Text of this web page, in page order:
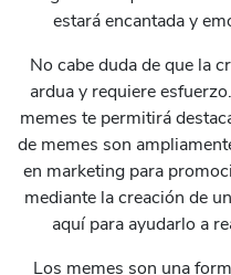
PreviewUse
estará encantada y
No cabe duda de que la
ardua y requiere
memes te permitirá
de memes son
en marketing para
mediante la creación de
aquí para ayudarlo a
Los memes son una